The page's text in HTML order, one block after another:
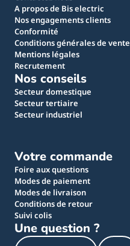
A propos de Bis electric
Nos engagements clients
Conformité
Conditions générales de vente
Mentions légales
Recrutement
Nos conseils
Secteur domestique
Secteur tertiaire
Secteur industriel
Votre commande
Foire aux questions
Modes de paiement
Modes de livraison
Conditions de retour
Suivi colis
Une question ?